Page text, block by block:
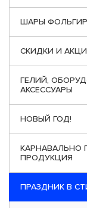
ШАРЫ
СКИДКИ И
ГЕЛИЙ,
АКСЕССУАРЫ
НОВЫЙ ГОД!
КАРНАВАЛЬНО
ПРОДУКЦИЯ
ПРАЗДНИК В